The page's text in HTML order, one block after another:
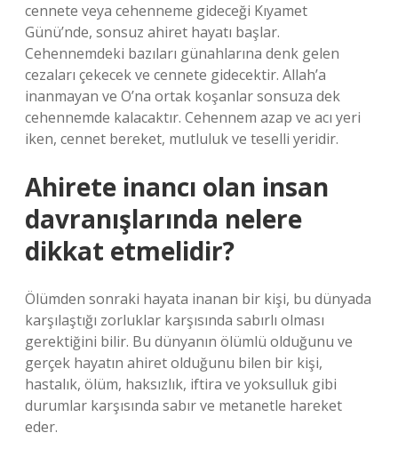
cennete veya cehenneme gideceği Kıyamet
Günü’nde, sonsuz ahiret hayatı başlar.
Cehennemdeki bazıları günahlarına denk gelen
cezaları çekecek ve cennete gidecektir. Allah’a
inanmayan ve O’na ortak koşanlar sonsuza dek
cehennemde kalacaktır. Cehennem azap ve acı yeri
iken, cennet bereket, mutluluk ve teselli yeridir.
Ahirete inancı olan insan
davranışlarında nelere
dikkat etmelidir?
Ölümden sonraki hayata inanan bir kişi, bu dünyada
karşılaştığı zorluklar karşısında sabırlı olması
gerektiğini bilir. Bu dünyanın ölümlü olduğunu ve
gerçek hayatın ahiret olduğunu bilen bir kişi,
hastalık, ölüm, haksızlık, iftira ve yoksulluk gibi
durumlar karşısında sabır ve metanetle hareket
eder.